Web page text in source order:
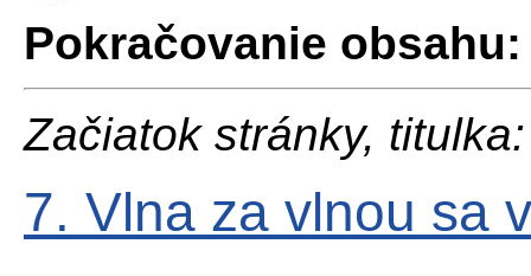
Pokračovanie obsahu:
Začiatok stránky, titulka:
7. Vlna za vlnou sa